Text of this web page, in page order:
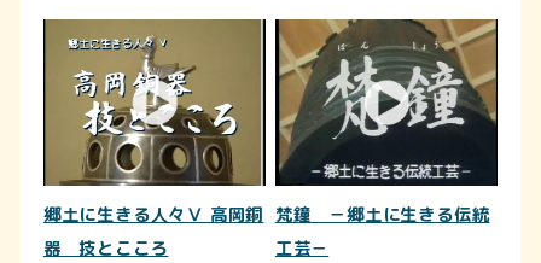
郷土に生きる人々Ⅴ 高岡銅
器 技とこころ
梵鐘 －郷土に生きる伝統
工芸－